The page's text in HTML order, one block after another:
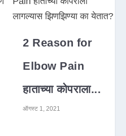
2 Reason for
Elbow Pain
हाताच्या कोपराला...
ऑगस्ट 1, 2021